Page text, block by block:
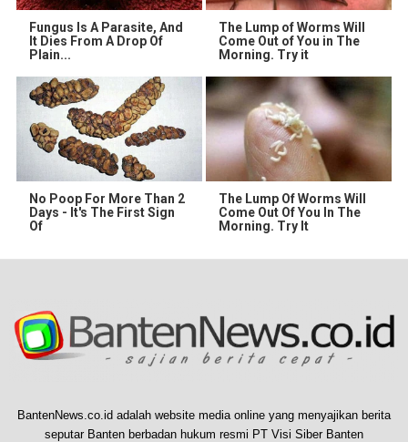
Fungus Is A Parasite, And
It Dies From A Drop Of
Plain...
The Lump of Worms Will
Come Out of You in The
Morning. Try it
No Poop For More Than 2
Days - It's The First Sign
Of
The Lump Of Worms Will
Come Out Of You In The
Morning. Try It
BantenNews.co.id adalah website media online yang menyajikan berita
seputar Banten berbadan hukum resmi PT Visi Siber Banten